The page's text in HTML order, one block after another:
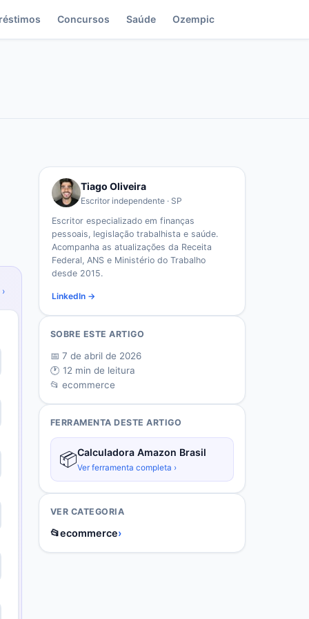
Concursos Saúde Ozempic
Tiago Oliveira
Escritor independente · SP
Escritor especializado em finanças
pessoais, legislação trabalhista e saúde.
Acompanha as atualizações da Receita
Federal, ANS e Ministério do Trabalho
desde 2015.
LinkedIn →
SOBRE ESTE ARTIGO
📅 7 de abril de 2026
🕐 12 min de leitura
📂 ecommerce
FERRAMENTA DESTE ARTIGO
📦Calculadora Amazon Brasil
Ver ferramenta completa ›
VER CATEGORIA
📂ecommerce›